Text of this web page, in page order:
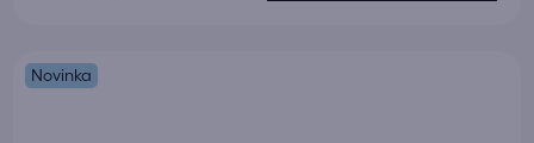
Novinka